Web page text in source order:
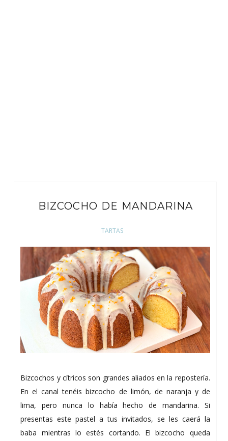
BIZCOCHO DE MANDARINA
TARTAS
Bizcochos y cítricos son grandes aliados en la repostería.
En el canal tenéis bizcocho de limón, de naranja y de
lima, pero nunca lo había hecho de mandarina. Si
presentas este pastel a tus invitados, se les caerá la
baba mientras lo estés cortando. El bizcocho queda